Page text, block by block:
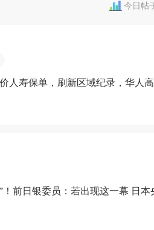
今日帖
人寿保单，刷新区域纪录，华人
！前日银委员：若出现这一幕 日本